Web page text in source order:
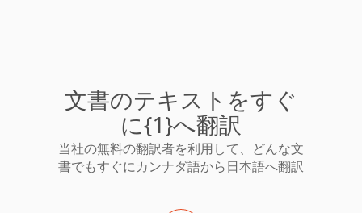
文書のテキストをすぐ
に{1}へ翻訳
当社の無料の翻訳者を利用して、どんな文
書でもすぐにカンナダ語から日本語へ翻訳